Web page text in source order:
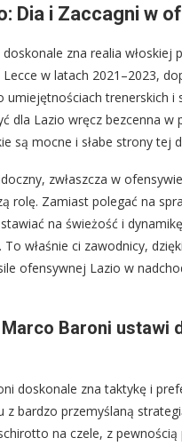
Dia i Zaccagni w
zna realia włoskiej
Lecce w latach 2021–2023,
trenerskich i
dla Lazio wręcz bezcenna
są mocne i słabe strony tej
zwłaszcza w
rolę. Zamiast polegać na
na świeżość i
właśnie ci zawodnicy,
ofensywnej Lazio w
Baroni ustawi
doskonale zna taktykę i
bardzo przemyślaną
na czele, z